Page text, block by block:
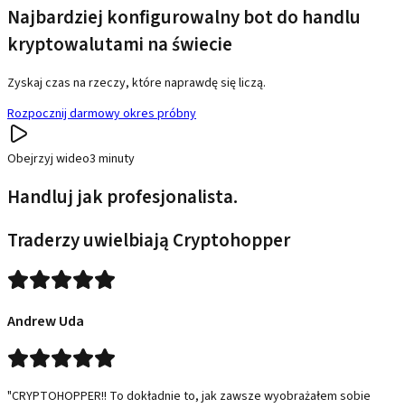
Najbardziej konfigurowalny bot do handlu
kryptowalutami na świecie
Zyskaj czas na rzeczy, które naprawdę się liczą.
Rozpocznij darmowy okres próbny
Obejrzyj wideo3 minuty
Handluj jak profesjonalista.
Traderzy uwielbiają Cryptohopper
Andrew Uda
"CRYPTOHOPPER!! To dokładnie to, jak zawsze wyobrażałem sobie